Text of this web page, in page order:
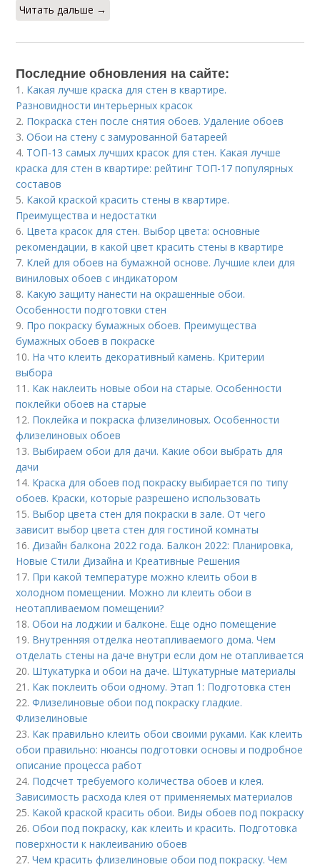
Читать дальше →
Последние обновления на сайте:
1. Какая лучше краска для стен в квартире.
Разновидности интерьерных красок
2. Покраска стен после снятия обоев. Удаление обоев
3.Обои на стену с замурованной батареей
4. ТОП-13 самых лучших красок для стен. Какая лучше
краска для стен в квартире: рейтинг ТОП-17 популярных
составов
5. Какой краской красить стены в квартире.
Преимущества и недостатки
6. Цвета красок для стен. Выбор цвета: основные
рекомендации, в какой цвет красить стены в квартире
7. Клей для обоев на бумажной основе. Лучшие клеи для
виниловых обоев с индикатором
8. Какую защиту нанести на окрашенные обои.
Особенности подготовки стен
9. Про покраску бумажных обоев. Преимущества
бумажных обоев в покраске
10. На что клеить декоративный камень. Критерии
выбора
11. Как наклеить новые обои на старые. Особенности
поклейки обоев на старые
12. Поклейка и покраска флизелиновых. Особенности
флизелиновых обоев
13. Выбираем обои для дачи. Какие обои выбрать для
дачи
14. Краска для обоев под покраску выбирается по типу
обоев. Краски, которые разрешено использовать
15. Выбор цвета стен для покраски в зале. От чего
зависит выбор цвета стен для гостиной комнаты
16.Дизайн балкона 2022 года. Балкон 2022: Планировка,
Новые Стили Дизайна и Креативные Решения
17. При какой температуре можно клеить обои в
холодном помещении. Можно ли клеить обои в
неотапливаемом помещении?
18.Обои на лоджии и балконе. Еще одно помещение
19. Внутренняя отделка неотапливаемого дома. Чем
отделать стены на даче внутри если дом не отапливается
20. Штукатурка и обои на даче. Штукатурные материалы
21. Как поклеить обои одному. Этап 1: Подготовка стен
22.Флизелиновые обои под покраску гладкие.
Флизелиновые
23. Как правильно клеить обои своими руками. Как клеить
обои правильно: нюансы подготовки основы и подробное
описание процесса работ
24. Подсчет требуемого количества обоев и клея.
Зависимость расхода клея от применяемых материалов
25. Какой краской красить обои. Виды обоев под покраску
26.Обои под покраску, как клеить и красить. Подготовка
поверхности к наклеиванию обоев
27.Чем красить флизелиновые обои под покраску. Чем